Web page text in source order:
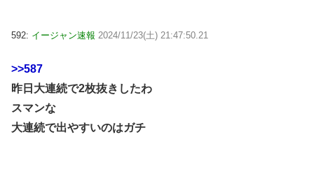
592: イージャン速報 2024/11/23(土) 21:47:50.21
>>587
昨日大連続で2枚抜きしたわ
スマンな
大連続で出やすいのはガチ